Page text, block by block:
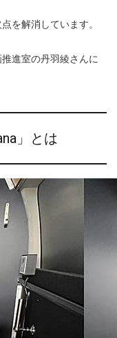
を解消しています。
進室の丹羽綾さんに
」とは